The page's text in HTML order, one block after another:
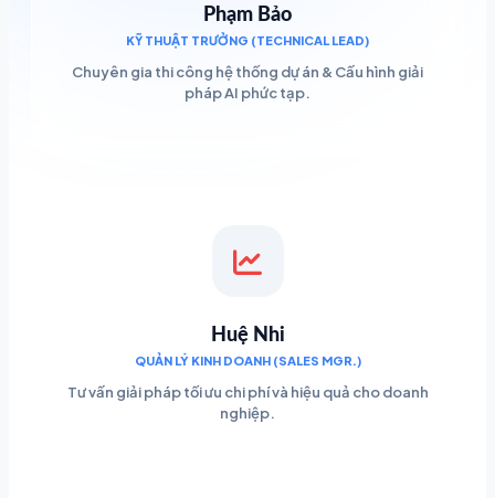
Phạm Bảo
KỸ THUẬT TRƯỞNG (TECHNICAL LEAD)
Chuyên gia thi công hệ thống dự án & Cấu hình giải
pháp AI phức tạp.
Huệ Nhi
QUẢN LÝ KINH DOANH (SALES MGR.)
Tư vấn giải pháp tối ưu chi phí và hiệu quả cho doanh
nghiệp.